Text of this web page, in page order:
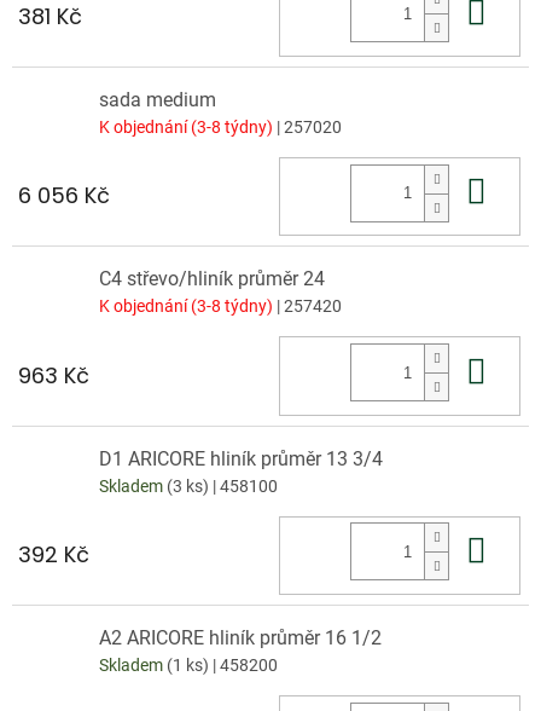
381 Kč
sada medium
K objednání (3-8 týdny) | 257020
6 056 Kč
C4 střevo/hliník průměr 24
K objednání (3-8 týdny) | 257420
963 Kč
D1 ARICORE hliník průměr 13 3/4
Skladem (3 ks) | 458100
392 Kč
A2 ARICORE hliník průměr 16 1/2
Skladem (1 ks) | 458200